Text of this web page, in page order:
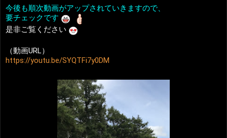
今後も順次動画がアップされていきますので、
要チェックです
是非ご覧ください
（動画URL）
https://youtu.be/SYQTFi7y0DM